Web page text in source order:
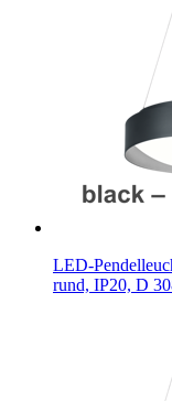
LED-
rund, IP20, D